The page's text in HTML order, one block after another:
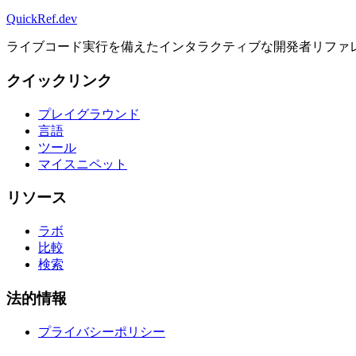
QuickRef.dev
ライブコード実行を備えたインタラクティブな開発者リファ
クイックリンク
プレイグラウンド
言語
ツール
マイスニペット
リソース
ラボ
比較
検索
法的情報
プライバシーポリシー